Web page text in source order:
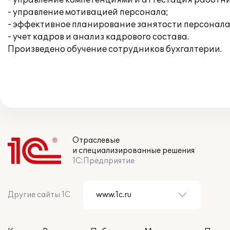
- управление мотивацией персонала;
- эффективное планирование занятости
- учет кадров и анализ кадрового состава.
Произведено обучение сотрудников бухгалтерии.
Отраслевые
и специализированные решения
1С:Предприятие
Другие сайты 1С